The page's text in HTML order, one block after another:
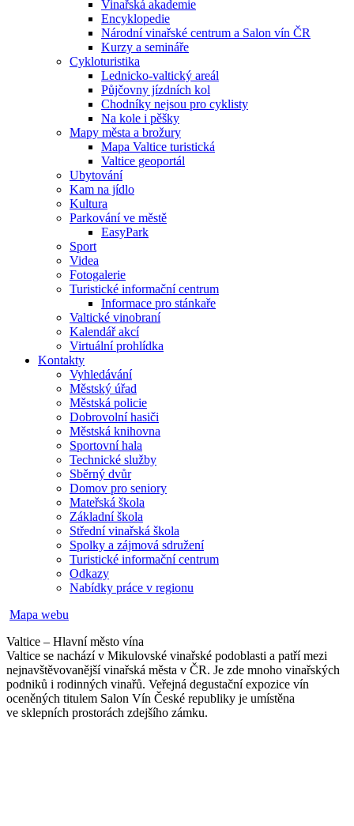
Vinařská akademie
Encyklopedie
Národní vinařské centrum a Salon vín ČR
Kurzy a semináře
Cykloturistika
Lednicko-valtický areál
Půjčovny jízdních kol
Chodníky nejsou pro cyklisty
Na kole i pěšky
Mapy města a brožury
Mapa Valtice turistická
Valtice geoportál
Ubytování
Kam na jídlo
Kultura
Parkování ve městě
EasyPark
Sport
Videa
Fotogalerie
Turistické informační centrum
Informace pro stánkaře
Valtické vinobraní
Kalendář akcí
Virtuální prohlídka
Kontakty
Vyhledávání
Městský úřad
Městská policie
Dobrovolní hasiči
Městská knihovna
Sportovní hala
Technické služby
Sběrný dvůr
Domov pro seniory
Mateřská škola
Základní škola
Střední vinařská škola
Spolky a zájmová sdružení
Turistické informační centrum
Odkazy
Nabídky práce v regionu
Mapa webu
Valtice – Hlavní město vína
Valtice se nachází v Mikulovské vinařské podoblasti a patří mezi
nejnavštěvovanější vinařská města v ČR. Je zde mnoho vinařských
podniků i rodinných vinařů. Veřejná degustační expozice vín
oceněných titulem Salon Vín České republiky je umístěna
ve sklepních prostorách zdejšího zámku.